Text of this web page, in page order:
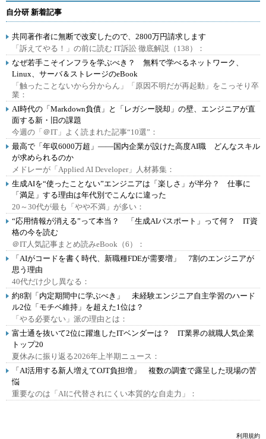
自分研 新着記事
共同著作者に無断で改変したので、2800万円請求します
「訴えてやる！」の前に読む IT訴訟 徹底解説（138）：
なぜ若手こそインフラを学ぶべき？ 無料で学べるネットワーク、
Linux、サーバ＆ストレージのeBook
「触ったことないから分からん」「原因不明だが再起動」をこっそり卒
業：
AI時代の「Markdown負債」と「レガシー脱却」の壁、エンジニアが直
面する新・旧の課題
今週の「＠IT」よく読まれた記事“10選”：
最高で「年収6000万超」――国内企業が設けた高度AI職 どんなスキル
が求められるのか
メドレーが「Applied AI Developer」人材募集：
生成AIを“使ったことない”エンジニアは「楽しさ」が半分？ 仕事に
「満足」する理由は年代別でこんなに違った
20～30代が最も「やや不満」が多い：
“応用情報が消える”って本当？ 「生成AIパスポート」って何？ IT資
格の今を読む
＠IT人気記事まとめ読みeBook（6）：
「AIがコードを書く時代、新職種FDEが需要増」 7割のエンジニアが
思う理由
40代だけ少し異なる：
約8割「内定期間中に学ぶべき」 未経験エンジニア自主学習のハード
ル2位「モチベ維持」を超えた1位は？
「やる必要ない」派の理由とは：
富士通を抜いて2位に躍進したITベンダーは？ IT業界の就職人気企業
トップ20
夏休みに振り返る2026年上半期ニュース：
「AI活用する新人増えてOJT負担増」 複数の調査で露呈した現場の苦
悩
重要なのは「AIに代替されにくい本質的な自走力」：
利用規約